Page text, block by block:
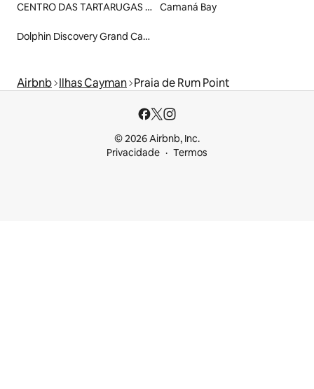
CENTRO DAS TARTARUGAS CAYMAN Camaná Bay
Dolphin Discovery Grand Cayman
Airbnb Ilhas Cayman Praia de Rum Point
© 2026 Airbnb, Inc.
Privacidade
Termos